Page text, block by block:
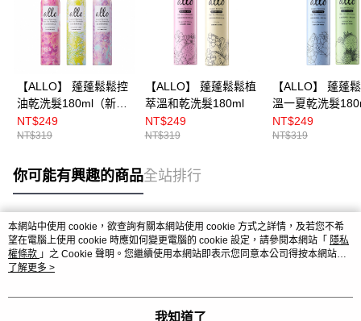
【ALLO】 蓬蓬鬆鬆控
油乾洗髮180ml（新裝
上市）
NT$249
NT$319
【ALLO】 蓬蓬鬆鬆植
萃溫和乾洗髮180ml
NT$249
NT$319
【ALLO】 蓬蓬
溫一夏乾洗髮
NT$249
NT$319
你可能有興趣的商品全站排行
熱門標籤
本網站中使用 cookie，欲查詢有關本網站使用 cookie 方式之詳情，及若您不希
望在電腦上使用 cookie 時應如何變更電腦的 cookie 設定，請參閱本網站「 隱私
權條款 」之 Cookie 聲明。您繼續使用本網站即表示您同意本公司得按本網站使
用條款之 Cookie 聲明使用 cookie。
了解更多 >
我知道了